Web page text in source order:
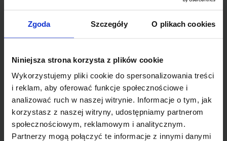
Zgoda Szczegóły O plikach cookies
Niniejsza strona korzysta z plików cookie
Wykorzystujemy pliki cookie do spersonalizowania treści
i reklam, aby oferować funkcje społecznościowe i
analizować ruch w naszej witrynie. Informacje o tym, jak
korzystasz z naszej witryny, udostępniamy partnerom
społecznościowym, reklamowym i analitycznym.
Partnerzy mogą połączyć te informacje z innymi danymi
Stanowisko kontrolera jakości wymaga
odpowiedniego przygotowania, zarówno pod
średnie lub wyższe techniczne, zwłaszcza na
kierunkach związanych z inżynierią, zarządzaniem
jakością czy produkcją. W wielu firmach dużą rolę
odgrywa także doświadczenie zawodowe.
Pracodawcy często poszukują kandydatów, którzy
mieli już styczność z kontrolą jakości lub znają
specyfikę danej branży.